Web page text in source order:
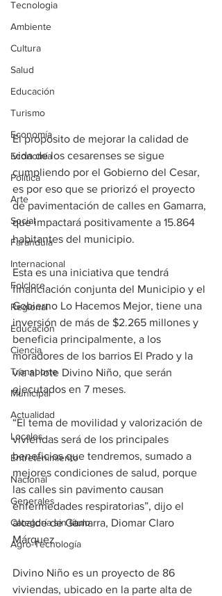
Tecnologia
Ambiente
Cultura
Salud
Educación
Turismo
Economía
Economía
Política
Arte
Social
Farandula
Internacional
Folclore
Regional
Educación
Ciencia
Transporte
Municipal
Actualidad
Locales
Entretenimiento
Nacional
Generales
Categoría sin título
Agro-Tecnología
El propósito de mejorar la calidad de
vida de los cesarenses se sigue
cumpliendo por el Gobierno del Cesar,
es por eso que se priorizó el proyecto
de pavimentación de calles en Gamarra,
que impactará positivamente a 15.864
habitantes del municipio.
Esta es una iniciativa que tendrá
financiación conjunta del Municipio y el
Gobierno Lo Hacemos Mejor, tiene una
inversión de más de $2.265 millones y
beneficia principalmente, a los
moradores de los barrios El Prado y la
vía al lote Divino Niño, que serán
ejecutados en 7 meses.
“El tema de movilidad y valorización de
viviendas será de los principales
beneficios que tendremos, sumado a
mejores condiciones de salud, porque
las calles sin pavimento causan
enfermedades respiratorias”, dijo el
alcalde de Gamarra, Diomar Claro
Márquez.
Divino Niño es un proyecto de 86
viviendas, ubicado en la parte alta de